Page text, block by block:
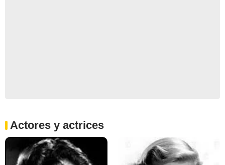
Actores y actrices